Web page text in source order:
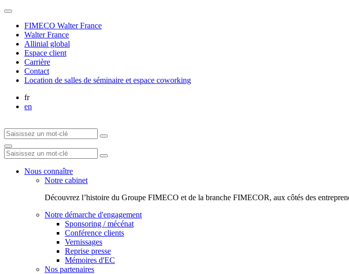
FIMECO Walter France
Walter France
Allinial global
Espace client
Carrière
Contact
Location de salles de séminaire et espace coworking
fr
en
Nous connaître
Notre cabinet
Découvrez l’histoire du Groupe FIMECO et de la branche FIMECOR, aux côtés des
Notre démarche d'engagement
Sponsoring / mécénat
Conférence clients
Vernissages
Reprise presse
Mémoires d'EC
Nos partenaires